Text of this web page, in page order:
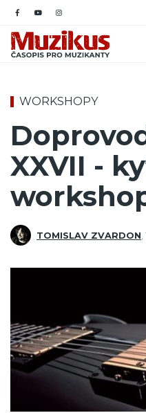
WORKSHOPY
XXVII -
TOMISLAV ZVARDON